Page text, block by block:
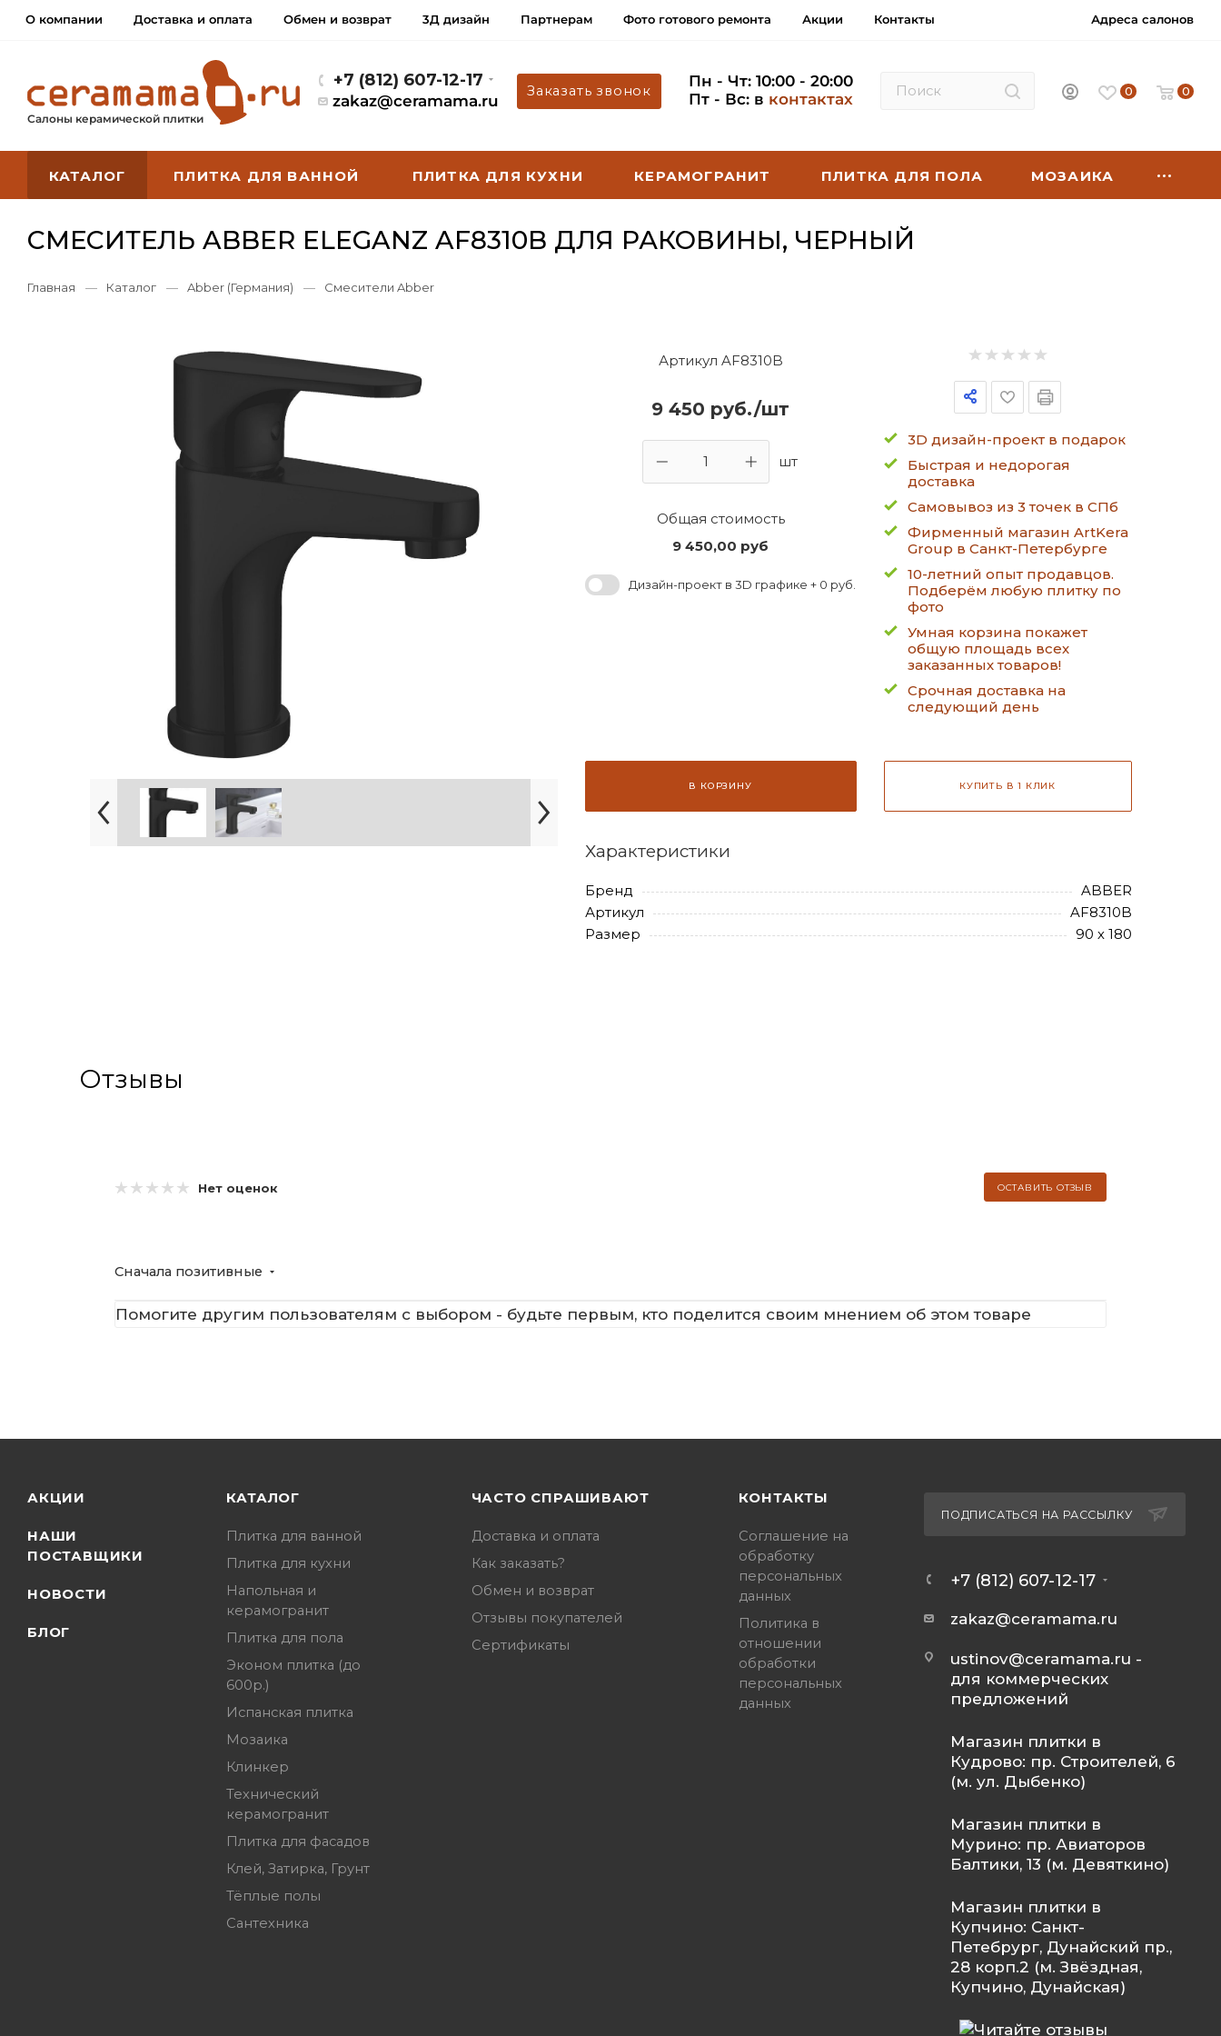
О компании Доставка и оплата Обмен и возврат 3Д дизайн Партнерам Фото готового ремонта Акции Контакты Адреса салонов
Салоны керамической плитки
+7 (812) 607-12-17
zakaz@ceramama.ru
Заказать звонок
Пн - Чт: 10:00 - 20:00
Пт - Вс: в контактах 0 0
КАТАЛОГ ПЛИТКА ДЛЯ ВАННОЙ ПЛИТКА ДЛЯ КУХНИ КЕРАМОГРАНИТ ПЛИТКА ДЛЯ ПОЛА МОЗАИКА
СМЕСИТЕЛЬ ABBER ELEGANZ AF8310B ДЛЯ РАКОВИНЫ, ЧЕРНЫЙ
Главная — Каталог — Abber (Германия) — Смесители Abber
Артикул AF8310B
9 450 руб./шт
шт
Общая стоимость
9 450,00 руб
Дизайн-проект в 3D графике + 0 руб.
3D дизайн-проект в подарок
Быстрая и недорогая
доставка
Самовывоз из 3 точек в СПб
Фирменный магазин ArtKera
Group в Санкт-Петербурге
10-летний опыт продавцов.
Подберём любую плитку по
фото
Умная корзина покажет
общую площадь всех
заказанных товаров!
Срочная доставка на
следующий день
В КОРЗИНУ КУПИТЬ В 1 КЛИК
Характеристики
Бренд
ABBER
Артикул
AF8310B
Размер
90 х 180
Отзывы
Нет оценок ОСТАВИТЬ ОТЗЫВ
Сначала позитивные
Помогите другим пользователям с выбором - будьте первым, кто поделится своим мнением об этом товаре
АКЦИИ
НАШИ
ПОСТАВЩИКИ
НОВОСТИ
БЛОГ
КАТАЛОГ
Плитка для ванной
Плитка для кухни
Напольная и
керамогранит
Плитка для пола
Эконом плитка (до
600р.)
Испанская плитка
Мозаика
Клинкер
Технический
керамогранит
Плитка для фасадов
Клей, Затирка, Грунт
Тёплые полы
Сантехника
ЧАСТО СПРАШИВАЮТ
Доставка и оплата
Как заказать?
Обмен и возврат
Отзывы покупателей
Сертификаты
КОНТАКТЫ
Соглашение на
обработку
персональных
данных
Политика в
отношении
обработки
персональных
данных
ПОДПИСАТЬСЯ НА РАССЫЛКУ
+7 (812) 607-12-17
zakaz@ceramama.ru
ustinov@ceramama.ru -
для коммерческих
предложений
Магазин плитки в
Кудрово: пр. Строителей, 6
(м. ул. Дыбенко)
Магазин плитки в
Мурино: пр. Авиаторов
Балтики, 13 (м. Девяткино)
Магазин плитки в
Купчино: Санкт-
Петебрург, Дунайский пр.,
28 корп.2 (м. Звёздная,
Купчино, Дунайская)